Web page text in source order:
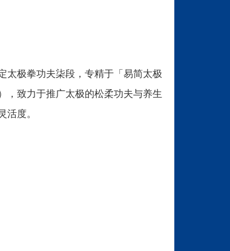
太极拳功夫柒段，专精于「易简太极
，致力于推广太极的松柔功夫与养生
活度。